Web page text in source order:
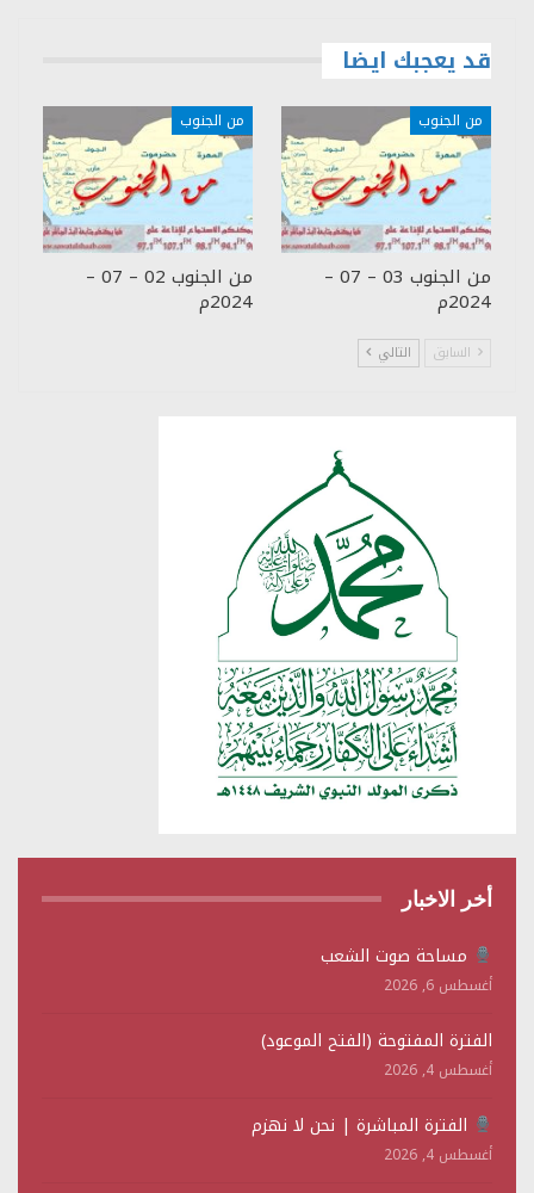
قد يعجبك ايضا
من الجنوب
من الجنوب 03 – 07 –
2024م
من الجنوب
من الجنوب 02 – 07 –
2024م
السابق التالي
أخر الاخبار
مساحة صوت الشعب
أغسطس 6, 2026
الفترة المفتوحة (الفتح الموعود)
أغسطس 4, 2026
الفترة المباشرة | نحن لا نهزم
أغسطس 4, 2026